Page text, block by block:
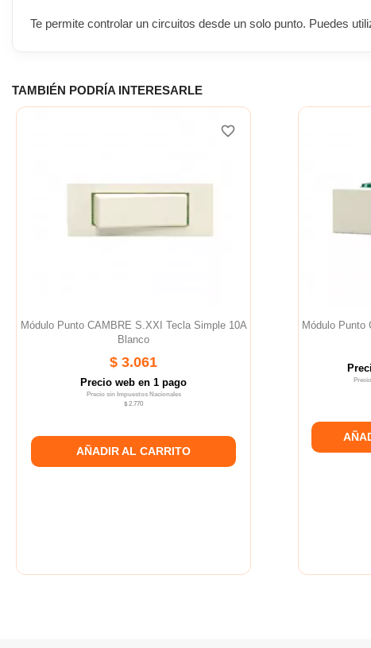
Te permite controlar un circuitos desde un solo punto. Puedes
TAMBIÉN PODRÍA INTERESARLE
Módulo Punto CAMBRE S.XXI Tecla Simple 10A
Blanco
$ 3.061
Precio web en 1 pago
Precio sin Impuestos Nacionales
$ 2.770
AÑADIR AL CARRITO
favorite_border
Módulo Punto